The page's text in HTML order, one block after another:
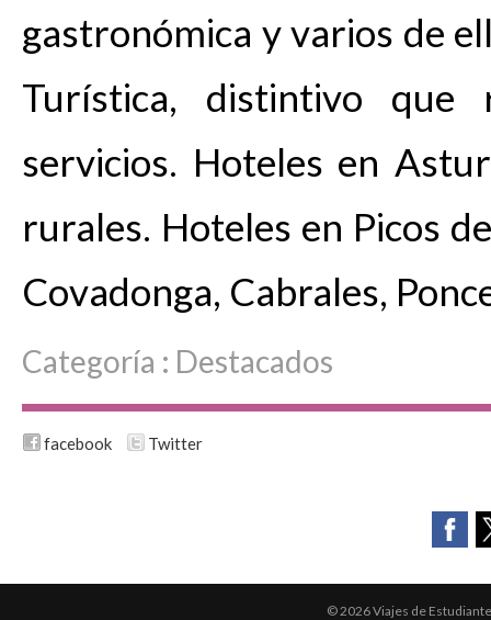
gastronómica y varios de
Turística, distintivo que
servicios. Hoteles en
rurales. Hoteles en Picos
Covadonga, Cabrales,
Categoría : Destacados
facebook Twitter
© 2026 Viajes de